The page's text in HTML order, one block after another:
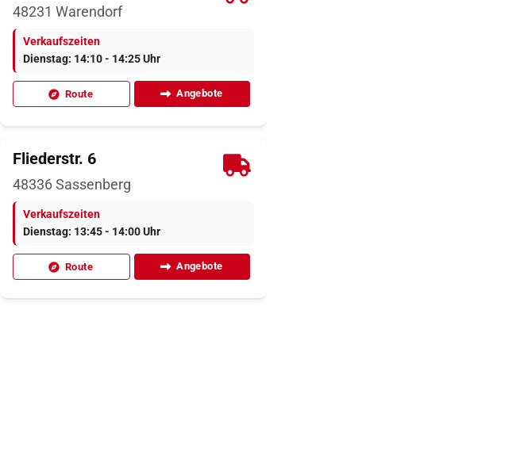
48231 Warendorf
Verkaufszeiten
Dienstag: 14:10 - 14:25 Uhr
Route Angebote
Fliederstr. 6
48336Sassenberg
Verkaufszeiten
Dienstag: 13:45 - 14:00 Uhr
Route Angebote